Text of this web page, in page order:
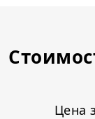
Цена